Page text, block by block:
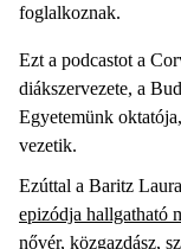
foglalkoznak.
Ezt a podcastot a
diákszervezete, a
Egyetemünk
vezetik.
Ezúttal a Baritz
epizódja hallgatható
nővér, közgazdász,